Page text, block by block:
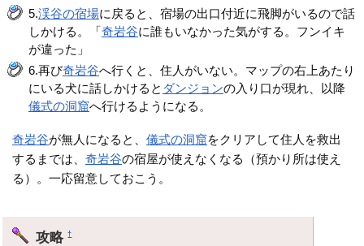
5.渓谷の宿場に戻ると、宿場の出口付近に飛脚がいるので話
しかける。「奇岩谷に誰もいなかった気がする。フンイキ
が違った」
6.再び奇岩谷へ行くと、住人がいない。マップの右上あたり
にいる犬に話しかけると ダンジョンの入り口が現れ、以降
儀式の洞窟へ行けるようになる。
奇岩谷が無人になると、儀式の洞窟をクリアして住人を救出
するまでは、奇岩谷の宿屋が使えなくなる（預かり所は使え
る）。一応留意しておこう。
攻略†